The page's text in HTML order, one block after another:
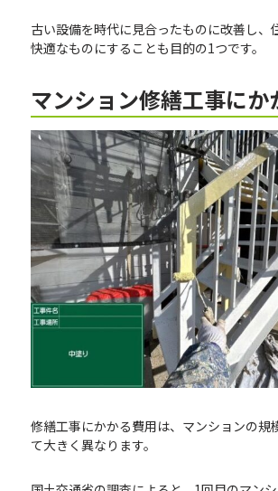
古い設備を時代に見合ったものに改善し、
快適なものにすることも目的の1つです。
マンション修繕工事にか
修繕工事にかかる費用は、マンションの規
て大きく異なります。